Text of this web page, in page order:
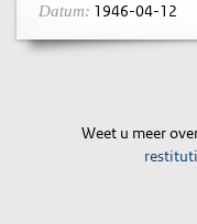
Datum: 1946-04-12
Weet u meer